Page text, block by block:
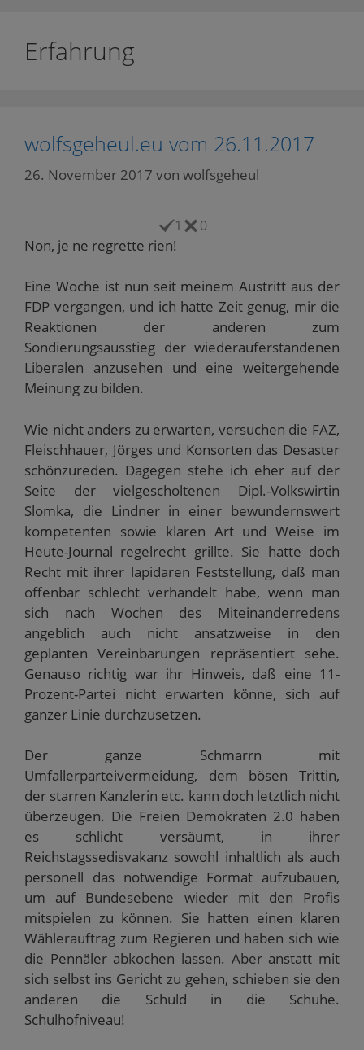
Erfahrung
wolfsgeheul.eu vom 26.11.2017
26. November 2017 von wolfsgeheul
1 0
Non, je ne regrette rien!
Eine Woche ist nun seit meinem Austritt aus der
FDP vergangen, und ich hatte Zeit genug, mir die
Reaktionen der anderen zum
Sondierungsausstieg der wiederauferstandenen
Liberalen anzusehen und eine weitergehende
Meinung zu bilden.
Wie nicht anders zu erwarten, versuchen die FAZ,
Fleischhauer, Jörges und Konsorten das Desaster
schönzureden. Dagegen stehe ich eher auf der
Seite der vielgescholtenen Dipl.-Volkswirtin
Slomka, die Lindner in einer bewundernswert
kompetenten sowie klaren Art und Weise im
Heute-Journal regelrecht grillte. Sie hatte doch
Recht mit ihrer lapidaren Feststellung, daß man
offenbar schlecht verhandelt habe, wenn man
sich nach Wochen des Miteinanderredens
angeblich auch nicht ansatzweise in den
geplanten Vereinbarungen repräsentiert sehe.
Genauso richtig war ihr Hinweis, daß eine 11-
Prozent-Partei nicht erwarten könne, sich auf
ganzer Linie durchzusetzen.
Der ganze Schmarrn mit
Umfallerparteivermeidung, dem bösen Trittin,
der starren Kanzlerin etc. kann doch letztlich nicht
überzeugen. Die Freien Demokraten 2.0 haben
es schlicht versäumt, in ihrer
Reichstagssedisvakanz sowohl inhaltlich als auch
personell das notwendige Format aufzubauen,
um auf Bundesebene wieder mit den Profis
mitspielen zu können. Sie hatten einen klaren
Wählerauftrag zum Regieren und haben sich wie
die Pennäler abkochen lassen. Aber anstatt mit
sich selbst ins Gericht zu gehen, schieben sie den
anderen die Schuld in die Schuhe.
Schulhofniveau!